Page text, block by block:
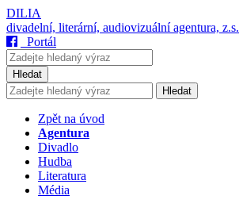
DILIA
divadelní, literární, audiovizuální agentura, z.s.
Portál
Hledat
Hledat
Zpět na úvod
Agentura
Divadlo
Hudba
Literatura
Média